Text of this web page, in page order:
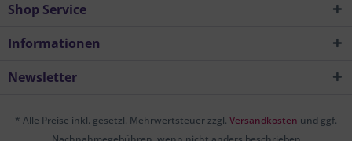
Shop Service
Informationen
Newsletter
* Alle Preise inkl. gesetzl. Mehrwertsteuer zzgl. Versandkosten und ggf.